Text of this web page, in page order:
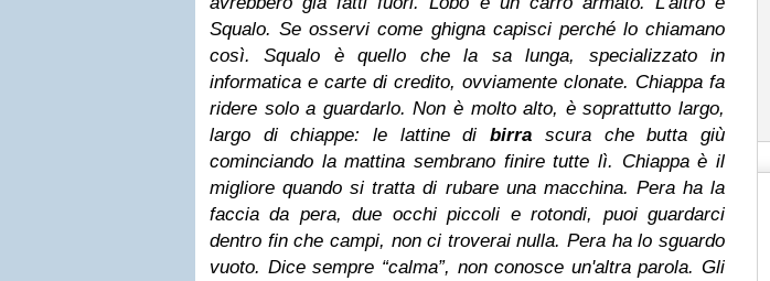
Squalo. Se osservi come ghigna capisci perché lo chiamano
così. Squalo è quello che la sa lunga, specializzato in
informatica e carte di credito, ovviamente clonate. Chiappa fa
ridere solo a guardarlo. Non è molto alto, è soprattutto largo,
largo di chiappe: le lattine dibirra scura che butta giù
cominciando la mattina sembrano finire tutte lì. Chiappa è il
migliore quando si tratta di rubare una macchina. Pera ha la
faccia da pera, due occhi piccoli e rotondi, puoi guardarci
dentro fin che campi, non ci troverai nulla. Pera ha lo sguardo
vuoto. Dice sempre “calma”, non conosce un'altra parola. Gli